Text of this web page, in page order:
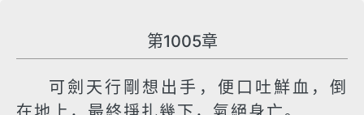
第1005章
可劍天行剛想出手，便口吐鮮血，倒